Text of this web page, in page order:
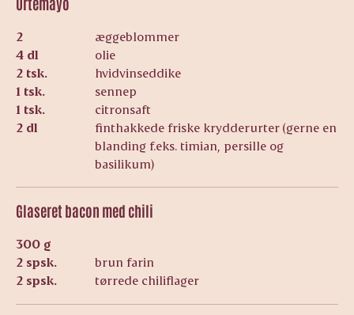
2
æggeblommer
4 dl
olie
2 tsk.
hvidvinseddike
1 tsk.
sennep
1 tsk.
citronsaft
2 dl
finthakkede friske krydderurter (gerne en
blanding f.eks. timian, persille og
basilikum)
Glaseret bacon med chili
300 g
2 spsk.
brun farin
2 spsk.
tørrede chiliflager